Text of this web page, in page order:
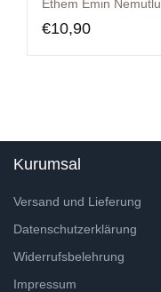
Ethem Emin Nemutlu
€10,90
Kurumsal
Versand und Lieferung
Datenschutzerklärung
Widerrufsbelehrung
Impressum